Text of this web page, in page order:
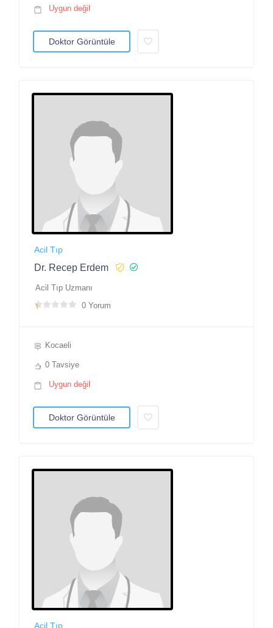
Uygun değil
Doktor Görüntüle
Acil Tıp
Dr. Recep Erdem
Acil Tıp Uzmanı
0 Yorum
Kocaeli
0 Tavsiye
Uygun değil
Doktor Görüntüle
Acil Tıp